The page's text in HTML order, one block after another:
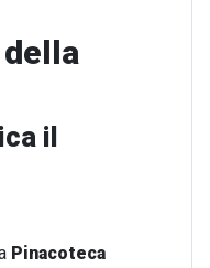
il
Pinacoteca